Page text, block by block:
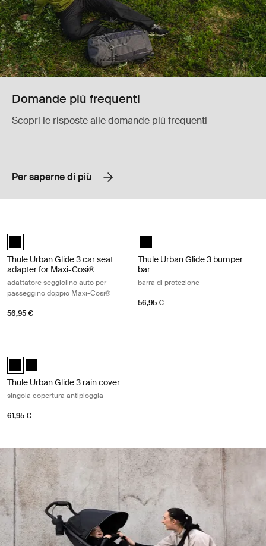
Domande più frequenti
Scopri le risposte alle domande più frequenti
Per saperne di più
Thule Urban Glide 3 car seat adapter double Maxi-Cosi® Nero
Thule Urban Glide 3 car seat
adapter for Maxi-Cosi®
adattatore seggiolino auto per
passeggino doppio Maxi-Cosi®
56,95 €
Thule Urban Glide 3 bumper bar
Thule Urban Glide 3 bumper
bar
barra di protezione
56,95 €
Thule Urban Glide 3 rain cover Nero (selected)
Thule Urban Glide 3 rain cover Nero
Thule Urban Glide 3 rain cover
singola copertura antipioggia
61,95 €